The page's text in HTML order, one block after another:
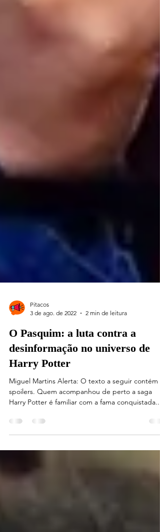
Pitacos
3 de ago. de 2022
2 min de leitura
O Pasquim: a luta contra a
desinformação no universo de
Harry Potter
Miguel Martins Alerta: O texto a seguir contém
Harry Potter é familiar com a fama conquistada...